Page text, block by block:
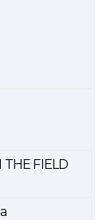
THE FIELD